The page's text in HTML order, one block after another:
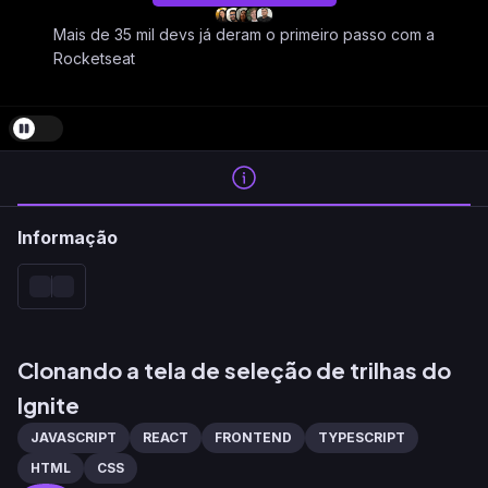
Mais de 35 mil devs já deram o primeiro passo com a
Rocketseat
Informação
Clonando a tela de seleção de trilhas do
Ignite
JAVASCRIPT REACT FRONTEND
TYPESCRIPT
HTML
CSS